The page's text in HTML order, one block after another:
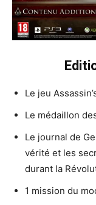
Le jeu
Le médaillon
Le journal de
vérité et les
durant la
1 mission du